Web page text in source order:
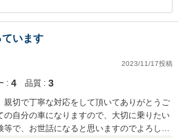
ので、こちらこそこれからもどうぞよろし
います
2023/11/17投稿
: 4 品質 : 3
親切で丁寧な対応をして頂いてありがとうご
の自分の車になりますので、大切に乗りたい
で、お世話になると思いますのでよろしく